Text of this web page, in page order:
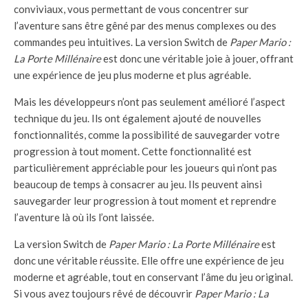
conviviaux, vous permettant de vous concentrer sur
l’aventure sans être gêné par des menus complexes ou des
commandes peu intuitives. La version Switch de Paper Mario :
La Porte Millénaireest donc une véritable joie à jouer, offrant
une expérience de jeu plus moderne et plus agréable.
Mais les développeurs n’ont pas seulement amélioré l’aspect
technique du jeu. Ils ont également ajouté de nouvelles
fonctionnalités, comme la possibilité de sauvegarder votre
progression à tout moment. Cette fonctionnalité est
particulièrement appréciable pour les joueurs qui n’ont pas
beaucoup de temps à consacrer au jeu. Ils peuvent ainsi
sauvegarder leur progression à tout moment et reprendre
l’aventure là où ils l’ont laissée.
La version Switch de Paper Mario : La Porte Millénaireest
donc une véritable réussite. Elle offre une expérience de jeu
moderne et agréable, tout en conservant l’âme du jeu original.
Si vous avez toujours rêvé de découvrir Paper Mario : La